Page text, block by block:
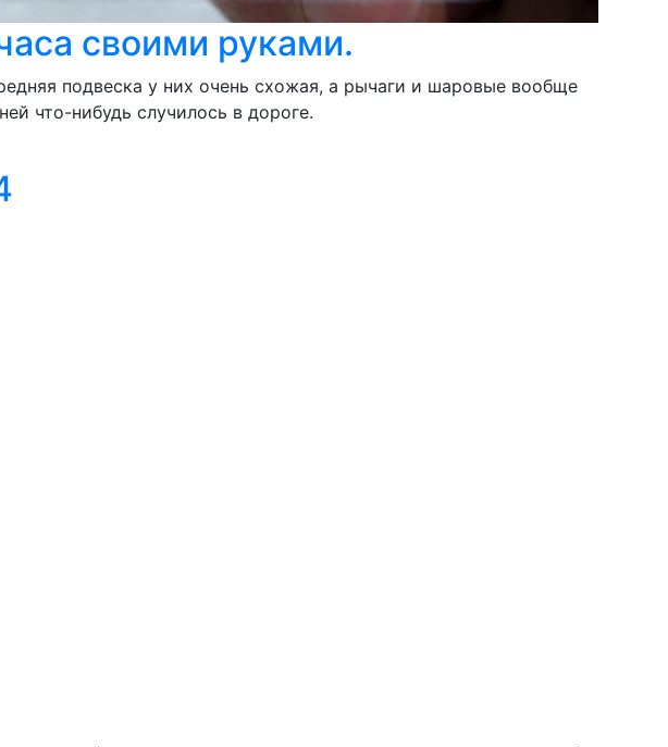
своими руками.
подвеска у них очень схожая, а рычаги и шаровые вообще
что-нибудь случилось в дороге.